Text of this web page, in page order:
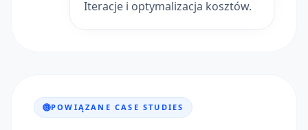
Iteracje i optymalizacja kosztów.
POWIĄZANE CASE STUDIES